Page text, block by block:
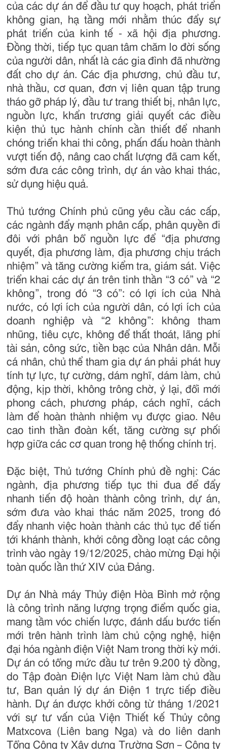
của các dự án để đầu tư quy hoạch, phát triển
không gian, hạ tầng mới nhằm thúc đẩy sự
phát triển của kinh tế - xã hội địa phương.
Đồng thời, tiếp tục quan tâm chăm lo đời sống
của người dân, nhất là các gia đình đã nhường
đất cho dự án. Các địa phương, chủ đầu tư,
nhà thầu, cơ quan, đơn vị liên quan tập trung
tháo gỡ pháp lý, đầu tư trang thiết bị, nhân lực,
nguồn lực, khẩn trương giải quyết các điều
kiện thủ tục hành chính cần thiết để nhanh
chóng triển khai thi công, phấn đấu hoàn thành
vượt tiến độ, nâng cao chất lượng đã cam kết,
sớm đưa các công trình, dự án vào khai thác,
sử dụng hiệu quả.
Thủ tướng Chính phủ cũng yêu cầu các cấp,
các ngành đẩy mạnh phân cấp, phân quyền đi
đôi với phân bổ nguồn lực để “địa phương
quyết, địa phương làm, địa phương chịu trách
nhiệm” và tăng cường kiểm tra, giám sát. Việc
triển khai các dự án trên tinh thần “3 có” và “2
không”, trong đó “3 có”: có lợi ích của Nhà
nước, có lợi ích của người dân, có lợi ích của
doanh nghiệp và “2 không”: không tham
nhũng, tiêu cực, không để thất thoát, lãng phí
tài sản, công sức, tiền bạc của Nhân dân. Mỗi
cá nhân, chủ thể tham gia dự án phải phát huy
tính tự lực, tự cường, dám nghĩ, dám làm, chủ
động, kịp thời, không trông chờ, ỷ lại, đổi mới
phong cách, phương pháp, cách nghĩ, cách
làm để hoàn thành nhiệm vụ được giao. Nêu
cao tinh thần đoàn kết, tăng cường sự phối
hợp giữa các cơ quan trong hệ thống chính trị.
Đặc biệt, Thủ tướng Chính phủ đề nghị: Các
ngành, địa phương tiếp tục thi đua để đẩy
nhanh tiến độ hoàn thành công trình, dự án,
sớm đưa vào khai thác năm 2025, trong đó
đẩy nhanh việc hoàn thành các thủ tục để tiến
tới khánh thành, khởi công đồng loạt các công
trình vào ngày 19/12/2025, chào mừng Đại hội
toàn quốc lần thứ XIV của Đảng.
Dự án Nhà máy Thủy điện Hòa Bình mở rộng
là công trình năng lượng trọng điểm quốc gia,
mang tầm vóc chiến lược, đánh dấu bước tiến
mới trên hành trình làm chủ cộng nghệ, hiện
đại hóa ngành điện Việt Nam trong thời kỳ mới.
Dự án có tổng mức đầu tư trên 9.200 tỷ đồng,
do Tập đoàn Điện lực Việt Nam làm chủ đầu
tư, Ban quản lý dự án Điện 1 trực tiếp điều
hành. Dự án được khởi công từ tháng 1/2021
với sự tư vấn của Viện Thiết kế Thủy công
Matxcova (Liên bang Nga) và do liên danh
Tổng Công ty Xây dựng Trường Sơn – Công ty